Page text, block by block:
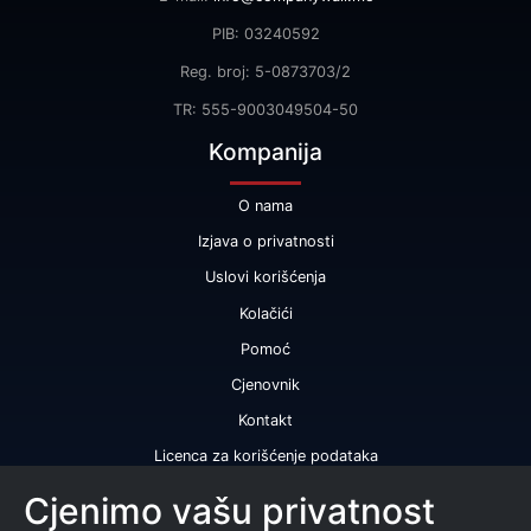
PIB: 03240592
Reg. broj: 5-0873703/2
TR: 555-9003049504-50
Kompanija
O nama
Izjava o privatnosti
Uslovi korišćenja
Kolačići
Pomoć
Cjenovnik
Kontakt
Licenca za korišćenje podataka
Naše usluge
Cjenimo vašu privatnost